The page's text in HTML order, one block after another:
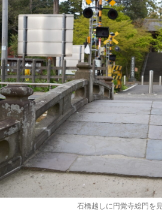
石橋越しに円覚寺総門を